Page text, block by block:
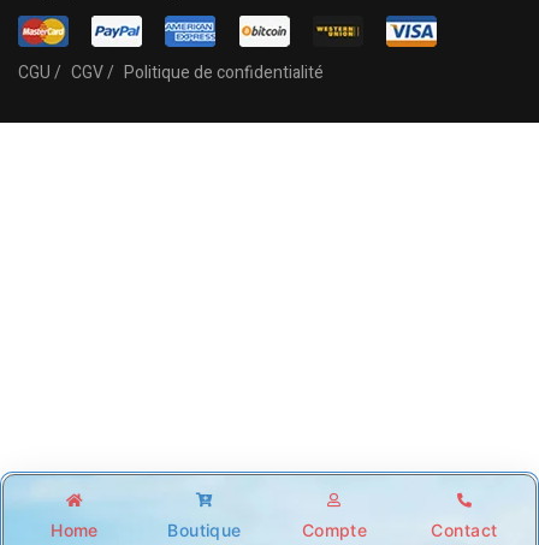
CGU / CGV / Politique de confidentialité
Home Boutique Compte Contact